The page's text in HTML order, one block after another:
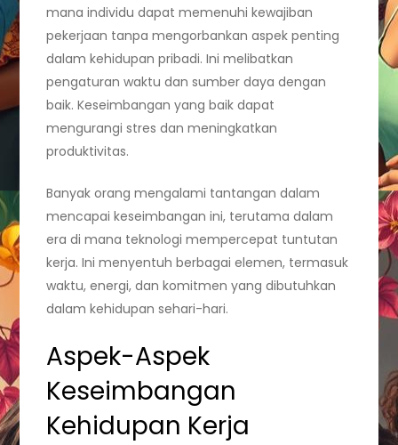
mana individu dapat memenuhi kewajiban
pekerjaan tanpa mengorbankan aspek penting
dalam kehidupan pribadi. Ini melibatkan
pengaturan waktu dan sumber daya dengan
baik. Keseimbangan yang baik dapat
mengurangi stres dan meningkatkan
produktivitas.
Banyak orang mengalami tantangan dalam
mencapai keseimbangan ini, terutama dalam
era di mana teknologi mempercepat tuntutan
kerja. Ini menyentuh berbagai elemen, termasuk
waktu, energi, dan komitmen yang dibutuhkan
dalam kehidupan sehari-hari.
Aspek-Aspek
Keseimbangan
Kehidupan Kerja